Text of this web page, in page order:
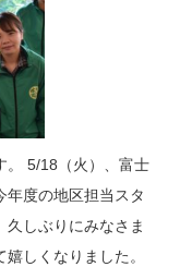
。 5/18（火）、富士
年度の地区担当スタ
久しぶりにみなさま
しくなりました。